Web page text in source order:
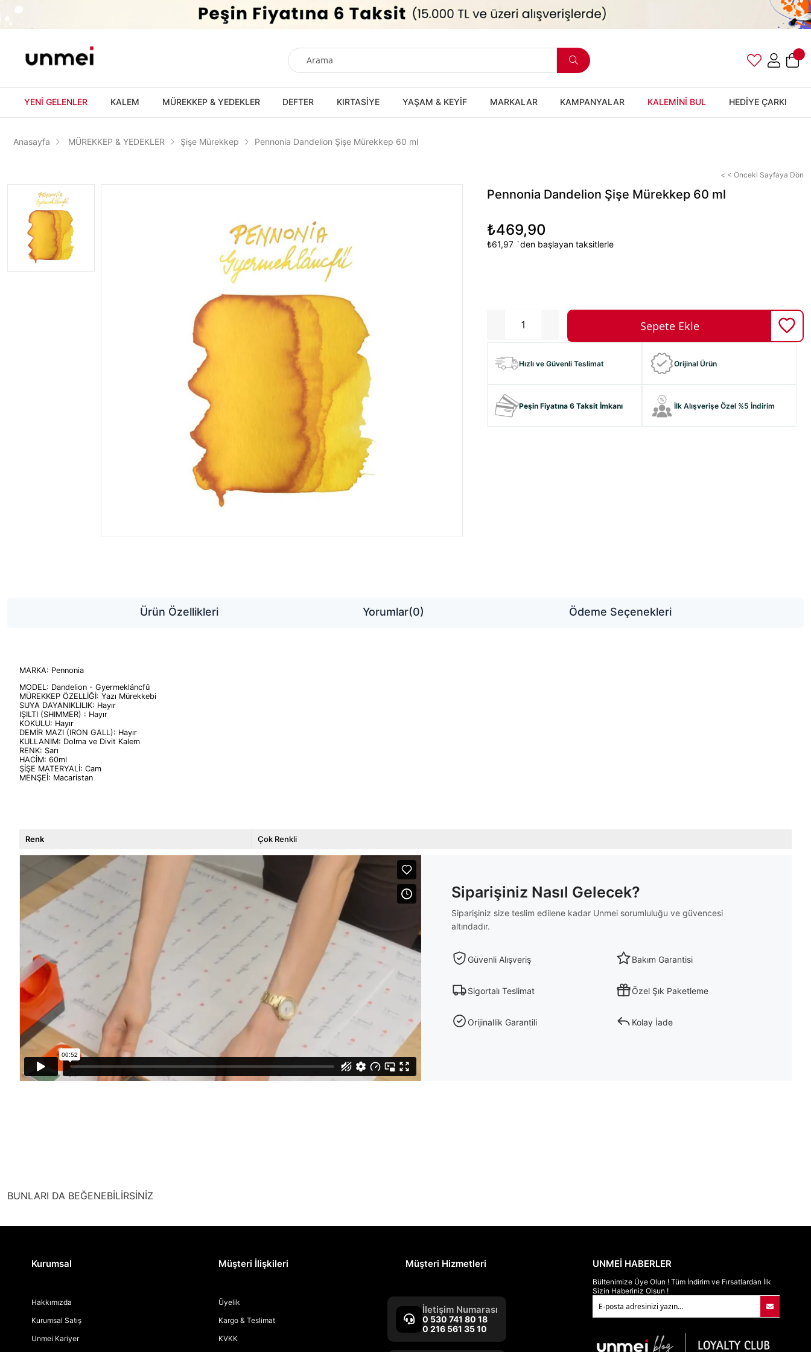
YENİ GELENLER KALEM MÜREKKEP & YEDEKLER DEFTER KIRTASİYE YAŞAM & KEYİF MARKALAR KAMPANYALAR KALEMİNİ BUL HEDİYE ÇARKI
Anasayfa MÜREKKEP & YEDEKLER Şişe Mürekkep Pennonia Dandelion Şişe Mürekkep 60 ml
< < Önceki Sayfaya Dön
Pennonia Dandelion Şişe Mürekkep 60 ml
₺469,90
₺61,97 `den başlayan taksitlerle
Hızlı ve Güvenli Teslimat Orijinal Ürün
Peşin Fiyatına 6 Taksit İmkanı İlk Alışverişe Özel %5 İndirim
Ürün Özellikleri Yorumlar(0) Ödeme Seçenekleri
MARKA: Pennonia
MODEL: Dandelion - Gyermekláncfű
MÜREKKEP ÖZELLİĞİ: Yazı Mürekkebi
SUYA DAYANIKLILIK: Hayır
IŞILTI (SHIMMER) : Hayır
KOKULU: Hayır
DEMİR MAZI (IRON GALL): Hayır
KULLANIM: Dolma ve Divit Kalem
RENK: Sarı
HACİM: 60ml
ŞİŞE MATERYALİ: Cam
MENŞEİ: Macaristan
Renk Çok Renkli
Siparişiniz Nasıl Gelecek?
Siparişiniz size teslim edilene kadar Unmei sorumluluğu ve güvencesi
altındadır.
Güvenli Alışveriş Bakım Garantisi
Sigortalı Teslimat Özel Şık Paketleme
Orijinallik Garantili Kolay İade
BUNLARI DA BEĞENEBİLİRSİNİZ
Kurumsal
Hakkımızda
Kurumsal Satış
Unmei Kariyer
Müşteri İlişkileri
Üyelik
Kargo & Teslimat
KVKK
Müşteri Hizmetleri
İletişim Numarası
0 530 741 80 18
0 216 561 35 10
UNMEİ HABERLER
Bültenimize Üye Olun ! Tüm İndirim ve Fırsatlardan İlk
Sizin Haberiniz Olsun !